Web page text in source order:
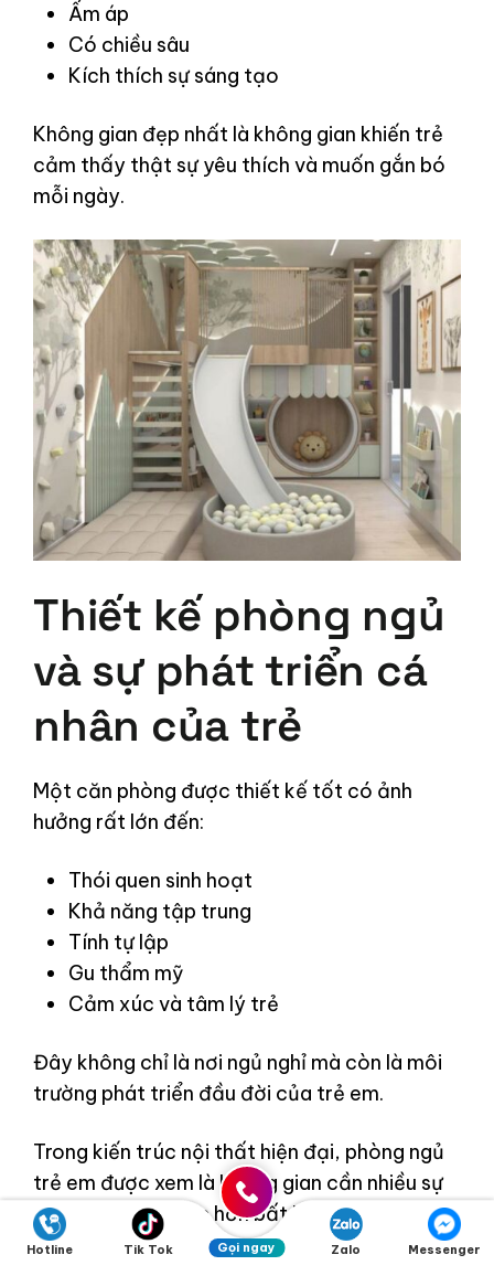
Ấm áp
Có chiều sâu
Kích thích sự sáng tạo
Không gian đẹp nhất là không gian khiến trẻ
cảm thấy thật sự yêu thích và muốn gắn bó
mỗi ngày.
Thiết kế phòng ngủ
và sự phát triển cá
nhân của trẻ
Một căn phòng được thiết kế tốt có ảnh
hưởng rất lớn đến:
Thói quen sinh hoạt
Khả năng tập trung
Tính tự lập
Gu thẩm mỹ
Cảm xúc và tâm lý trẻ
Đây không chỉ là nơi ngủ nghỉ mà còn là môi
trường phát triển đầu đời của trẻ em.
Trong kiến trúc nội thất hiện đại, phòng ngủ
trẻ em được xem là không gian cần nhiều sự
đầu tư về cảm xúc hơn bất kỳ khu vực nào
khác trong ngôi nhà.
Hotline Tik Tok Gọi ngay Zalo Messenger